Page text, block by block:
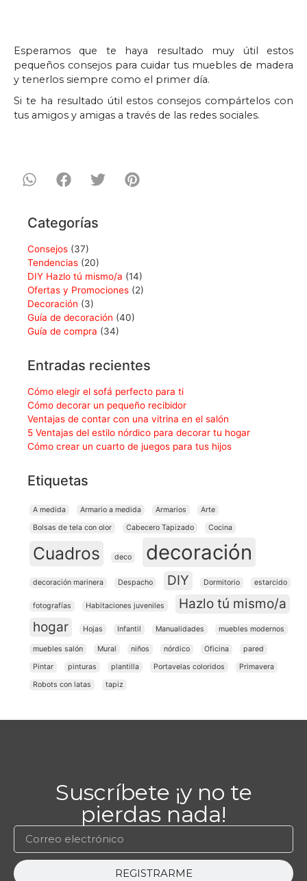
Esperamos que te haya resultado muy útil estos
pequeños consejos para cuidar tus muebles de madera
y tenerlos siempre como el primer día.
Si te ha resultado útil estos consejos compártelos con
tus amigos y amigas a través de las redes sociales.
Categorías
Consejos (37)
Tendencias (20)
DIY Hazlo tú mismo/a (14)
Ofertas y Promociones (2)
Decoración (3)
Guía de decoración (40)
Guía de compra (34)
Entradas recientes
Cómo elegir el sofá perfecto para ti
Cómo decorar un pequeño recibidor
Ventajas de contar con una vitrina en el salón
5 Ventajas del estilo nórdico para decorar tu hogar
Cómo crear un cuarto de juegos para tus hijos
Etiquetas
A medida Armario a medida Armarios
Arte
Bolsas de tela con olor
Cabecero Tapizado Cocina
Cuadros deco decoración
decoración marinera Despacho DIY Dormitorio estarcido
fotografías Habitaciones juveniles
Hazlo tú mismo/a
hogar
Hojas Infantil Manualidades muebles modernos
muebles salón Mural niños nórdico Oficina
pared
Pintar
pinturas plantilla Portavelas coloridos
Primavera
Robots con latas
tapiz
Suscríbete ¡y no te
pierdas nada!
REGISTRARME